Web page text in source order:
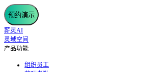
预约演示
薪灵AI
灵域空间
产品功能
组织员工